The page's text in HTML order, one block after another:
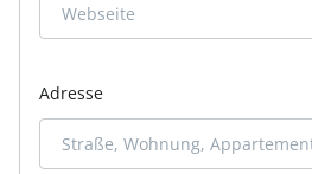
Adresse